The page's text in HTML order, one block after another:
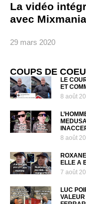
La vidéo
avec Mixmania
29 mars 2020
COUPS DE
LE
ET
8 août
8 août
ELLE A
7 août
LUC
VALEUR